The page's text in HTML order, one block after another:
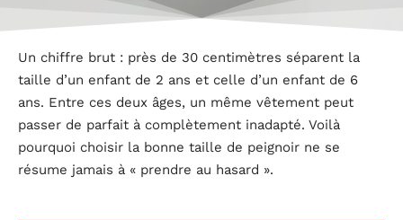
Un chiffre brut : près de 30 centimètres séparent la
taille d’un enfant de 2 ans et celle d’un enfant de 6
ans. Entre ces deux âges, un même vêtement peut
passer de parfait à complètement inadapté. Voilà
pourquoi choisir la bonne taille de peignoir ne se
résume jamais à « prendre au hasard ».